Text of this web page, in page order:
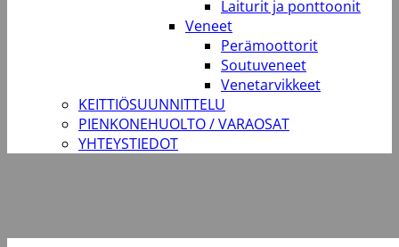
Laiturit ja ponttoonit
Veneet
Perämoottorit
Soutuveneet
Venetarvikkeet
KEITTIÖSUUNNITTELU
PIENKONEHUOLTO / VARAOSAT
YHTEYSTIEDOT